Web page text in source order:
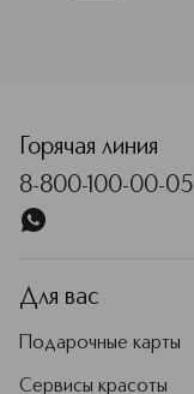
Горячая линия
8-800-100-00-05
Для вас
Подарочные карты
Сервисы красоты